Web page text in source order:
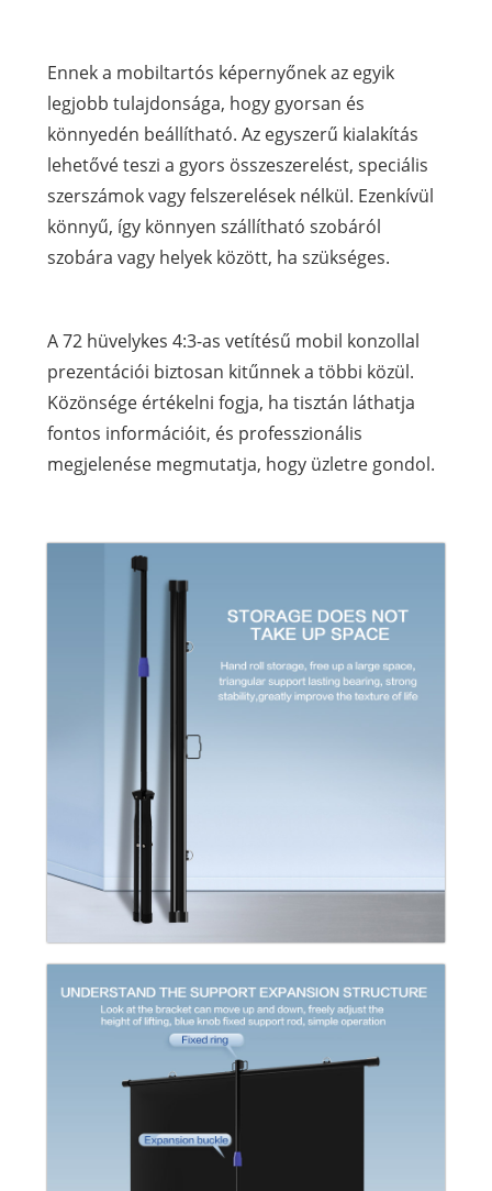
Ennek a mobiltartós képernyőnek az egyik
legjobb tulajdonsága, hogy gyorsan és
könnyedén beállítható. Az egyszerű kialakítás
lehetővé teszi a gyors összeszerelést, speciális
szerszámok vagy felszerelések nélkül. Ezenkívül
könnyű, így könnyen szállítható szobáról
szobára vagy helyek között, ha szükséges.
A 72 hüvelykes 4:3-as vetítésű mobil konzollal
prezentációi biztosan kitűnnek a többi közül.
Közönsége értékelni fogja, ha tisztán láthatja
fontos információit, és professzionális
megjelenése megmutatja, hogy üzletre gondol.